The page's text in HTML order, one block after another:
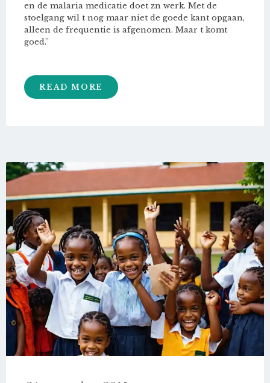
en de malaria medicatie doet zn werk. Met de
stoelgang wil t nog maar niet de goede kant opgaan,
alleen de frequentie is afgenomen. Maar t komt
goed.”
READ MORE